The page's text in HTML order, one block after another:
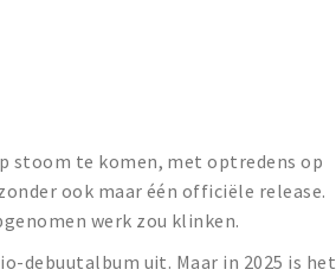
stoom te komen, met optredens op
ook maar één officiële release.
werk zou klinken.
debuutalbum uit. Maar in 2025 is het